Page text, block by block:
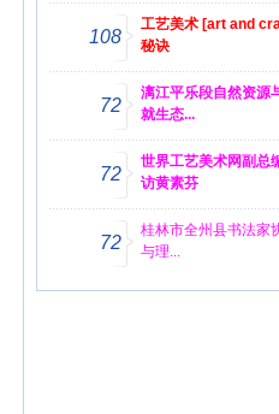
108
工艺美术 [art and
秘诀
72
漓江平乐段自然资源
就生态...
72
世界工艺美术网副总
访黄素芬
72
桂林市全州县书法家
与理...